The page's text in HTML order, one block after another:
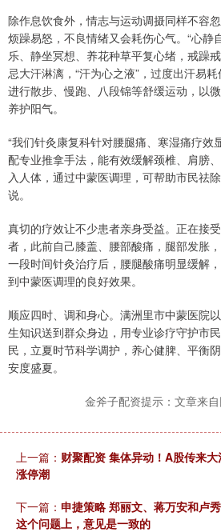
除作息饮食外，情志与运动调摄同样不容
烦躁易怒，不良情绪又会耗伤心气。“心静
乐、静坐冥想、养花种草平复心绪，戒躁
忌大汗淋漓，“汗为心之液”，过度出汗易
进行散步、慢跑、八段锦等舒缓运动，以
养护阳气。
“我们针灸康复科针对腰腿痛、寒湿痛疗效
配专业推拿手法，能有效缓解颈椎、肩膀
入人体，通过中蒙医调理，可帮助市民祛
说。
真切的疗效让不少患者亲身受益。正在接
者，此前自己膝盖、腰部酸痛，腿部发胀
一段时间针灸治疗后，腰腿酸痛明显缓解
到中蒙医调理的良好效果。
顺应四时、调和身心。满洲里市中蒙医院
生知识送到群众身边，用专业诊疗守护市
民，立夏时节科学调护，养心健脾、平衡
安度盛夏。
金斧子配资提示：文章来
上一篇： 财聚配资 集体异动！A股传来
涨停潮
下一篇： 申捷策略 郑丽文、蒋万安和卢
这个问题上，意见是一致的